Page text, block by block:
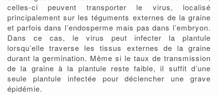
celles-ci peuvent transporter le virus, localisé
principalement sur les téguments externes de la graine
et parfois dans l’endosperme mais pas dans l’embryon.
Dans ce cas, le virus peut infecter la plantule
lorsqu’elle traverse les tissus externes de la graine
durant la germination. Même si le taux de transmission
de la graine à la plantule reste faible, il suffit d’une
seule plantule infectée pour déclencher une grave
épidémie.